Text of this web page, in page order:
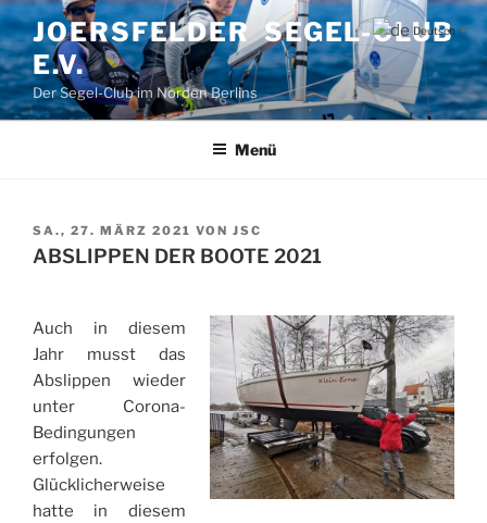
Zum
Inhalt
springen
JOERSFELDER SEGEL-CLUB
E.V.
Der Segel-Club im Norden Berlins
Menü
VERÖFFENTLICHT
AM
SA., 27. MÄRZ 2021 VON JSC
ABSLIPPEN DER BOOTE 2021
Auch in diesem
Jahr musst das
Abslippen wieder
unter Corona-
Bedingungen
erfolgen.
Glücklicherweise
hatte in diesem
Deutsch ▼